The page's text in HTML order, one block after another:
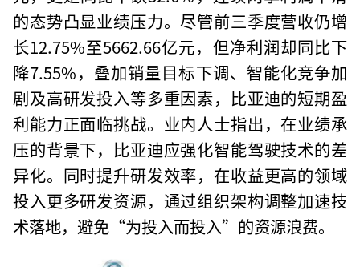
的态势凸显业绩压力。尽管前三季度营收仍增
长12.75%至5662.66亿元，但净利润却同比下
降7.55%，叠加销量目标下调、智能化竞争加
剧及高研发投入等多重因素，比亚迪的短期盈
利能力正面临挑战。业内人士指出，在业绩承
压的背景下，比亚迪应强化智能驾驶技术的差
异化。同时提升研发效率，在收益更高的领域
投入更多研发资源，通过组织架构调整加速技
术落地，避免“为投入而投入”的资源浪费。